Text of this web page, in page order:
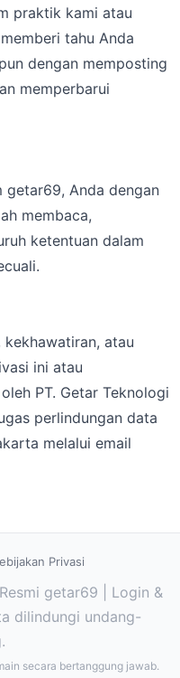
praktik kami atau
tahu Anda
dengan memposting
memperbarui
getar69, Anda dengan
membaca,
ketentuan dalam
atau
ini atau
PT. Getar Teknologi
perlindungan data
melalui email
Privasi
getar69 | Login &
dilindungi undang-
secara bertanggung jawab.